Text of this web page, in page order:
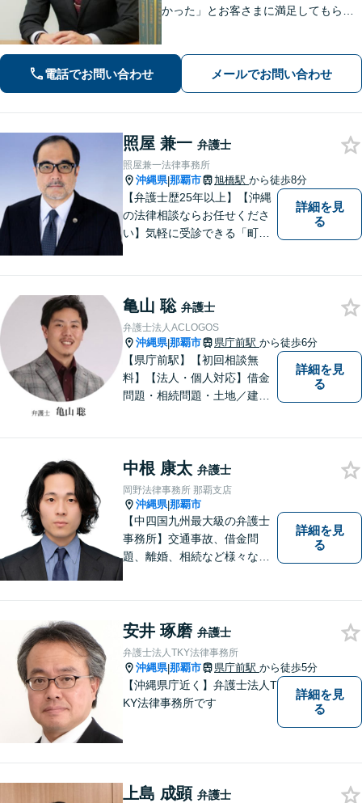
かった」とお客さまに満足してもらう
く、丁寧なヒアリングで皆様のお気持
ちに寄り添います。
電話でお問い合わせ メールでお問い合わせ
照屋 兼一 弁護士
照屋兼一法律事務所
沖縄県|那覇市 旭橋駅 から徒歩8分
【弁護士歴25年以上】【沖縄
の法律相談ならお任せくださ
い】気軽に受診できる「町医
かし、ひとりでも多く悩まれ
ている方を救います。ぜひご
相談ください。
詳細を見
る
亀山 聡 弁護士
弁護士法人ACLOGOS
沖縄県|那覇市 県庁前駅 から徒歩6分
【県庁前駅】【初回相談無
料】【法人・個人対応】借金
問題・相続問題・土地／建物
詳細を見
る
中根 康太 弁護士
岡野法律事務所 那覇支店
沖縄県|那覇市
【中四国九州最大級の弁護士
事務所】交通事故、借金問
題、離婚、相続など様々な問
い！
詳細を見
る
安井 琢磨 弁護士
弁護士法人TKY法律事務所
沖縄県|那覇市 県庁前駅 から徒歩5分
【沖縄県庁近く】弁護士法人T
KY法律事務所です
詳細を見
る
上島 成顕 弁護士